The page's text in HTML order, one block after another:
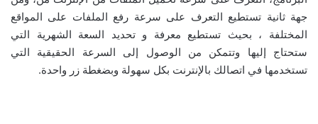
جهة ثانية تستطيع التعرف على سرعة رفع الملفات على المواقع
المختلفة ، بحيث تستطيع معرفة و تحديد السعة الشهرية التي
ستحتاج إليها وتتمكن من الوصول إلى السرعة الحقيقية التي
تستخدمها في اتصالك بالإنترنت بكل سهولة وبضغطة زر واحدة.